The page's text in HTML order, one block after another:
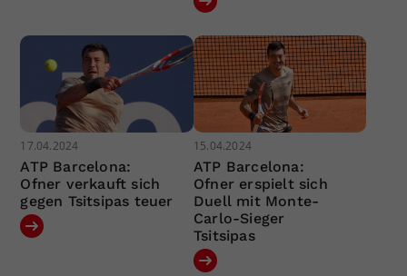
17.04.2024
ATP Barcelona:
Ofner verkauft sich
gegen Tsitsipas teuer
15.04.2024
ATP Barcelona:
Ofner erspielt sich
Duell mit Monte-
Carlo-Sieger
Tsitsipas